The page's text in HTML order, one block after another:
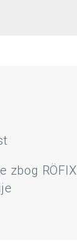
zbog RÖFIX